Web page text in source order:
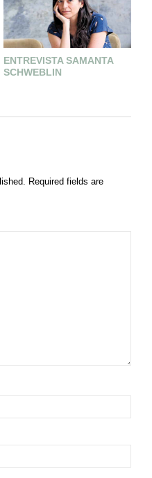
ENTREVISTA SAMANTA
SCHWEBLIN
Required fields are